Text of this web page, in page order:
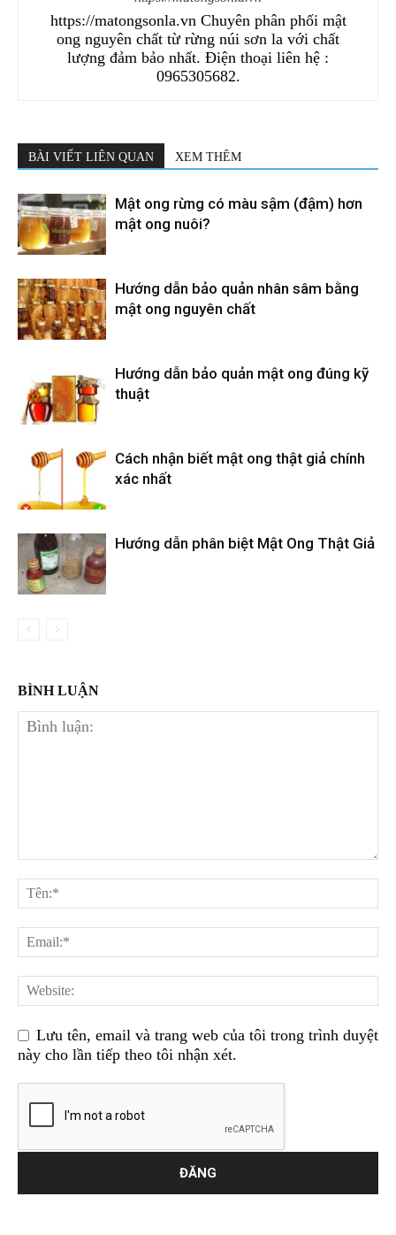
https://matongsonla.vn Chuyên phân phối mật
ong nguyên chất từ rừng núi sơn la với chất
lượng đảm bảo nhất. Điện thoại liên hệ :
0965305682.
BÀI VIẾT LIÊN QUAN XEM THÊM
Mật ong rừng có màu sậm (đậm) hơn
mật ong nuôi?
Hướng dẫn bảo quản nhân sâm bằng
mật ong nguyên chất
Hướng dẫn bảo quản mật ong đúng kỹ
thuật
Cách nhận biết mật ong thật giả chính
xác nhất
Hướng dẫn phân biệt Mật Ong Thật Giả
BÌNH LUẬN
Lưu tên, email và trang web của tôi trong trình duyệt
này cho lần tiếp theo tôi nhận xét.